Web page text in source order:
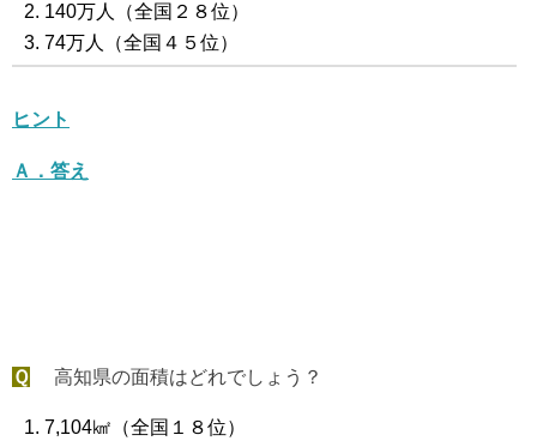
140万人（全国２８位）
74万人（全国４５位）
ヒント
Ａ．答え
Ｑ 高知県の面積はどれでしょう？
7,104㎢（全国１８位）